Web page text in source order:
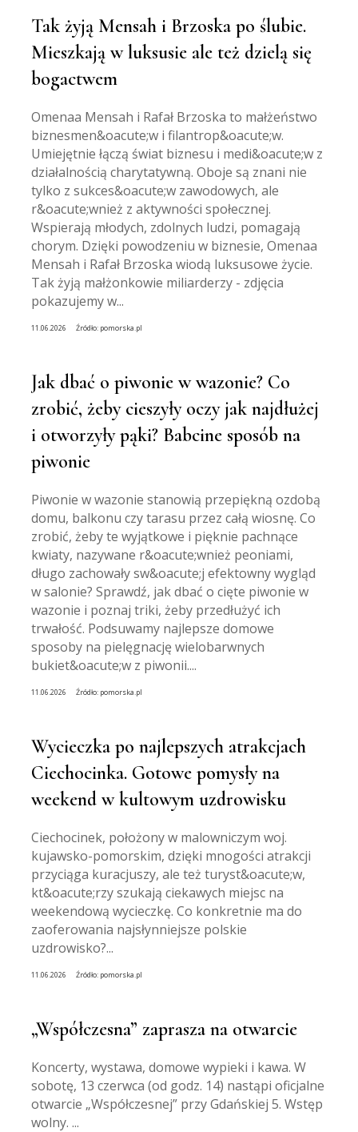
Tak żyją Mensah i Brzoska po ślubie.
Mieszkają w luksusie ale też dzielą się
bogactwem
Omenaa Mensah i Rafał Brzoska to małżeństwo
biznesmen&oacute;w i filantrop&oacute;w.
Umiejętnie łączą świat biznesu i medi&oacute;w z
działalnością charytatywną. Oboje są znani nie
tylko z sukces&oacute;w zawodowych, ale
r&oacute;wnież z aktywności społecznej.
Wspierają młodych, zdolnych ludzi, pomagają
chorym. Dzięki powodzeniu w biznesie, Omenaa
Mensah i Rafał Brzoska wiodą luksusowe życie.
Tak żyją małżonkowie miliarderzy - zdjęcia
pokazujemy w...
11.06.2026 Źródło: pomorska.pl
Jak dbać o piwonie w wazonie? Co
zrobić, żeby cieszyły oczy jak najdłużej
i otworzyły pąki? Babcine sposób na
piwonie
Piwonie w wazonie stanowią przepiękną ozdobą
domu, balkonu czy tarasu przez całą wiosnę. Co
zrobić, żeby te wyjątkowe i pięknie pachnące
kwiaty, nazywane r&oacute;wnież peoniami,
długo zachowały sw&oacute;j efektowny wygląd
w salonie? Sprawdź, jak dbać o cięte piwonie w
wazonie i poznaj triki, żeby przedłużyć ich
trwałość. Podsuwamy najlepsze domowe
sposoby na pielęgnację wielobarwnych
bukiet&oacute;w z piwonii....
11.06.2026 Źródło: pomorska.pl
Wycieczka po najlepszych atrakcjach
Ciechocinka. Gotowe pomysły na
weekend w kultowym uzdrowisku
Ciechocinek, położony w malowniczym woj.
kujawsko-pomorskim, dzięki mnogości atrakcji
przyciąga kuracjuszy, ale też turyst&oacute;w,
kt&oacute;rzy szukają ciekawych miejsc na
weekendową wycieczkę. Co konkretnie ma do
zaoferowania najsłynniejsze polskie
uzdrowisko?...
11.06.2026 Źródło: pomorska.pl
„Współczesna” zaprasza na otwarcie
Koncerty, wystawa, domowe wypieki i kawa. W
sobotę, 13 czerwca (od godz. 14) nastąpi oficjalne
otwarcie „Współczesnej” przy Gdańskiej 5. Wstęp
wolny. ...